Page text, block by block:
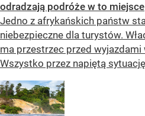
odradzają podróże w to miejsce
Jedno z afrykańskich państw
niebezpieczne dla turystów.
ma przestrzec przed wyjazdami
Wszystko przez napiętą